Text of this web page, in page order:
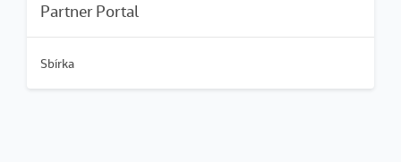
Partner Portal
Sbírka